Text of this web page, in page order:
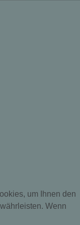
um Ihnen den
Wenn